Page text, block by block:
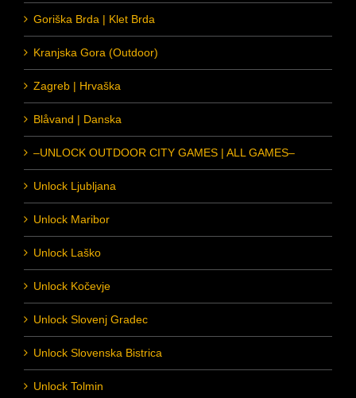
Goriška Brda | Klet Brda
Kranjska Gora (Outdoor)
Zagreb | Hrvaška
Blåvand | Danska
–UNLOCK OUTDOOR CITY GAMES | ALL GAMES–
Unlock Ljubljana
Unlock Maribor
Unlock Laško
Unlock Kočevje
Unlock Slovenj Gradec
Unlock Slovenska Bistrica
Unlock Tolmin